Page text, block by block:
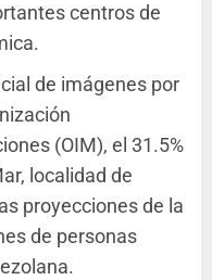
centros de
de imágenes por
(OIM), el 31.5%
localidad de
proyecciones de la
de personas